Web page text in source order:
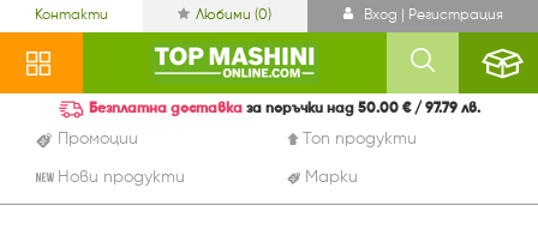
Контакти Любими (0) Вход | Регистрация
Промоции Топ продукти
Нови продукти Марки
Безплатна доставка за поръчки над 50.00 € / 97.79 лв.